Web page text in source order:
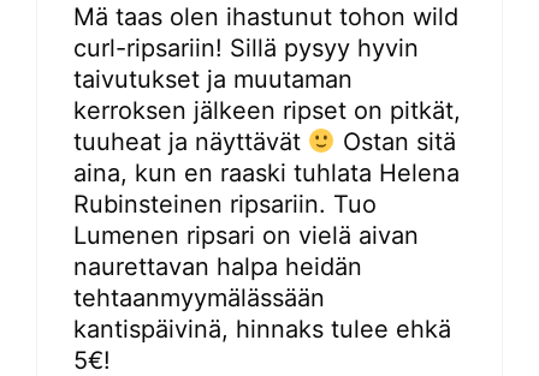
Mä taas olen ihastunut tohon wild
curl-ripsariin! Sillä pysyy hyvin
taivutukset ja muutaman
kerroksen jälkeen ripset on pitkät,
tuuheat ja näyttävät
Ostan sitä
aina, kun en raaski tuhlata Helena
Rubinsteinen ripsariin. Tuo
Lumenen ripsari on vielä aivan
naurettavan halpa heidän
tehtaanmyymälässään
kantispäivinä, hinnaks tulee ehkä
5€!